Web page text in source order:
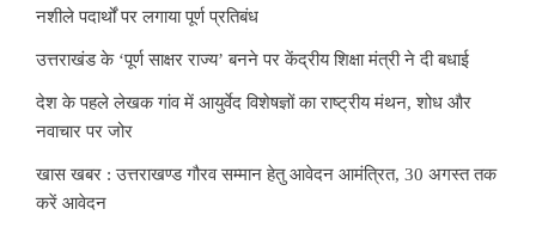
नशीले पदार्थों पर लगाया पूर्ण प्रतिबंध
उत्तराखंड के ‘पूर्ण साक्षर राज्य’ बनने पर केंद्रीय शिक्षा मंत्री ने दी बधाई
देश के पहले लेखक गांव में आयुर्वेद विशेषज्ञों का राष्ट्रीय मंथन, शोध और
नवाचार पर जोर
खास खबर : उत्तराखण्ड गौरव सम्मान हेतु आवेदन आमंत्रित, 30 अगस्त तक
करें आवेदन